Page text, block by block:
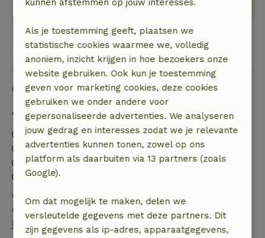
het huis is bos
Bekijk alle 2 beoordelingen
Goed om te weten
Verblijfdetails
Inchecken: 15:00- 23:59
Uitchecken: 00:01- 11:00
Contactloos verblijf mogelijk
Vuurwerkvrije omgeving
Gratis annuleren binnen 24 uur
Gratis annuleren binnen 24 uur na bevestiging van
je boeking.
kunnen afstemmen op jouw interesses.
Als je toestemming geeft, plaatsen we
statistische cookies waarmee we, volledig
anoniem, inzicht krijgen in hoe bezoekers onze
website gebruiken. Ook kun je toestemming
geven voor marketing cookies, deze cookies
gebruiken we onder andere voor
gepersonaliseerde advertenties. We analyseren
jouw gedrag en interesses zodat we je relevante
advertenties kunnen tonen, zowel op ons
platform als daarbuiten via 13 partners (zoals
Google).
Om dat mogelijk te maken, delen we
versleutelde gegevens met deze partners. Dit
zijn gegevens als ip-adres, apparaatgegevens,